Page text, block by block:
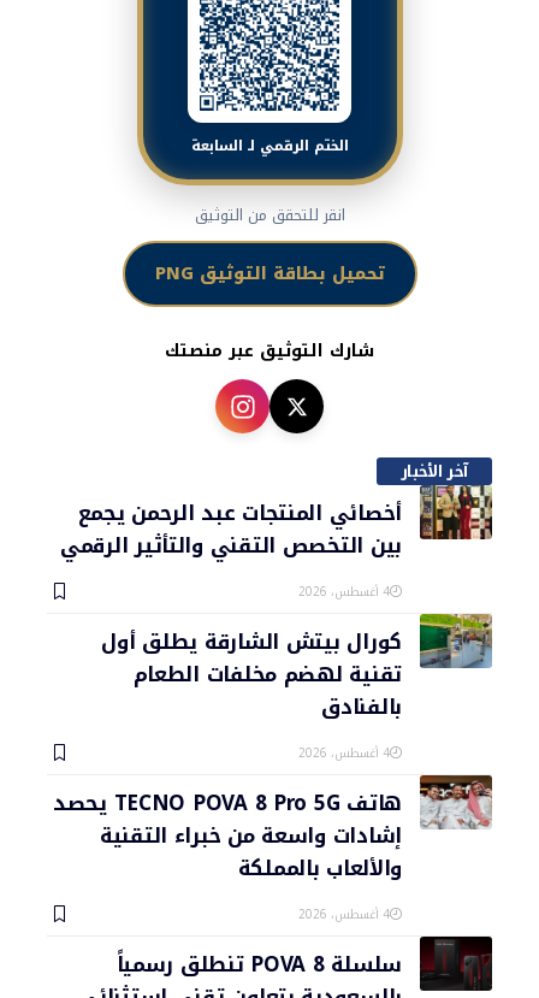
الختم الرقمي لـ السابعة
انقر للتحقق من التوثيق
تحميل بطاقة التوثيق PNG
شارك التوثيق عبر منصتك
آخر الأخبار
أخصائي المنتجات عبد الرحمن يجمع
بين التخصص التقني والتأثير الرقمي
4 أغسطس، 2026
كورال بيتش الشارقة يطلق أول
تقنية لهضم مخلفات الطعام
بالفنادق
4 أغسطس، 2026
هاتف TECNO POVA 8 Pro 5G يحصد
إشادات واسعة من خبراء التقنية
والألعاب بالمملكة
4 أغسطس، 2026
سلسلة POVA 8 تنطلق رسمياً